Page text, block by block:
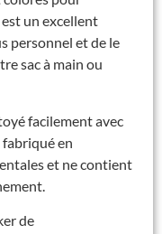
un excellent
personnel et de le
sac à main ou
facilement avec
en
et ne contient
de